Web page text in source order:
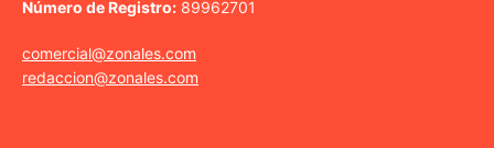
Número de Registro: 89962701
comercial@zonales.com
redaccion@zonales.com